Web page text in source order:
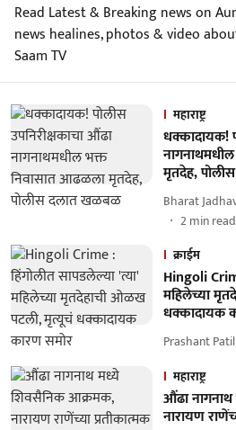
Read Latest & Breaking news on
news healines, photos & video
Saam TV
महाराष्ट्र
धक्कादायक!
मृतदेह,
Bharat
2min read
क्राईम
Hingoli
महिलेच्या
धक्कादायक
Prashant Patil
महाराष्ट्र
औंढा
नारायण